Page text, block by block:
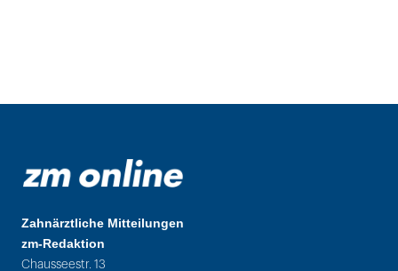
Zahnärztliche Mitteilungen
zm-Redaktion
Chausseestr. 13